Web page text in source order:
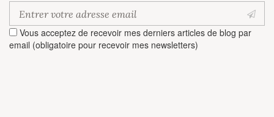
Vous acceptez de recevoir mes derniers articles de blog par
email (obligatoire pour recevoir mes newsletters)